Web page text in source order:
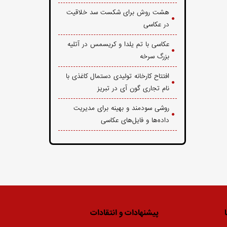
هشت روش برای شکست سد خلاقیت
در عکاسی
عکاسی با تم یلدا و کریسمس در آتلیه
بزرگ سرخه
افتتاح کارخانه تولیدی دستمال کاغذی با
نام تجاری گون آی در تبریز
روشی سودمند و بهینه برای مدیریت
داده‌ها و فایل‌های عکاسی
پیشنهادات و انتقادات